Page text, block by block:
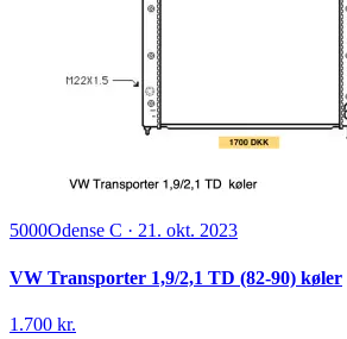
5000Odense C · 21. okt. 2023
VW Transporter 1,9/2,1 TD (82-90) køler
1.700 kr.